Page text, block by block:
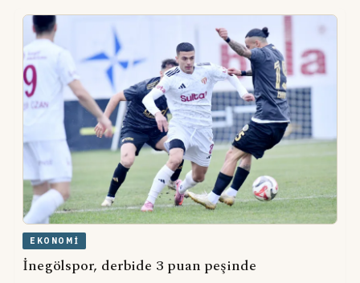
EKONOMI
İnegölspor, derbide 3 puan peşinde